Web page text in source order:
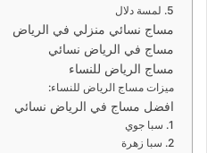
5. لمسة دلال
مساج نسائي منزلي في الرياض
مساج في الرياض نسائي
مساج الرياض للنساء
ميزات مساج الرياض للنساء:
افضل مساج في الرياض نسائي
1. سبا جوي
2. سبا زهرة